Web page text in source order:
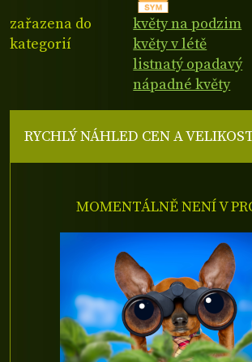
zařazena do
kategorií
květy na podzim
květy v létě
listnatý opadavý
nápadné květy
RYCHLÝ NÁHLED CEN A
MOMENTÁLNĚ NENÍ V